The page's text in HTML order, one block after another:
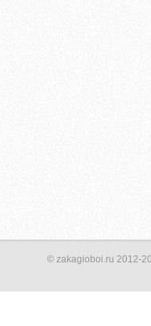
© zakagioboi.ru 2012-